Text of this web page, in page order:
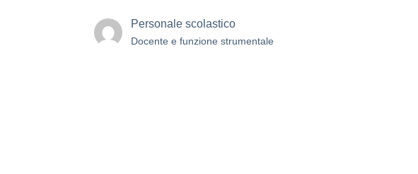
Personale scolastico
Docente e funzione strumentale